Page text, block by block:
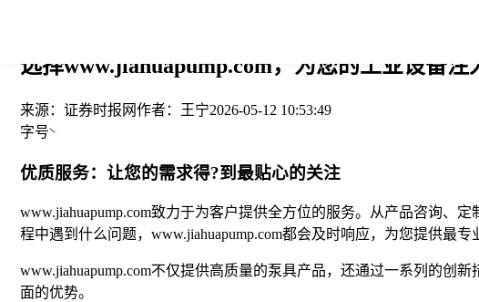
选择www.jiahuapump.com，为您的工业设备注
来源： 证券时报网作者： 王宁2026-05-12 10:53:49
字号
优质服务：让您的需求得?到最贴心的关注
www.jiahuapump.com致力于为客户提供全方位的服务。从产品咨询、
程中遇到什么问题，www.jiahuapump.com都会及时响应，为您提供最专
www.jiahuapump.com不仅提供高质量的泵具产品，还通过一系列的创
面的优势。